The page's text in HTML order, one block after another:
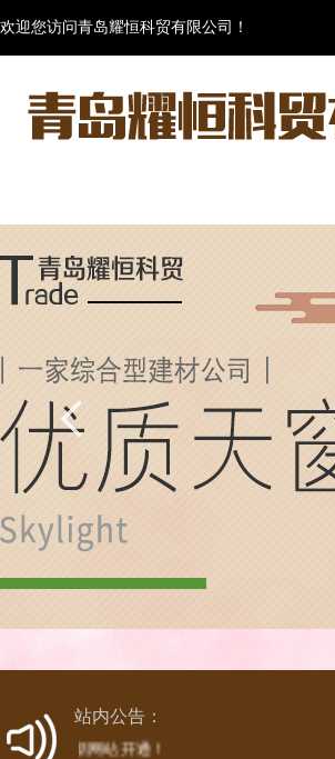
欢迎您访问青岛耀恒科贸有限公司！
站内公告：
热烈庆祝新网站开通！